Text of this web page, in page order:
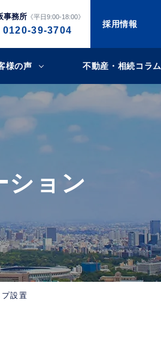
事務所《平日9:00-18:00》
0120-39-3704
採用情報
様の声 不動産・相続コラム
ション
設置